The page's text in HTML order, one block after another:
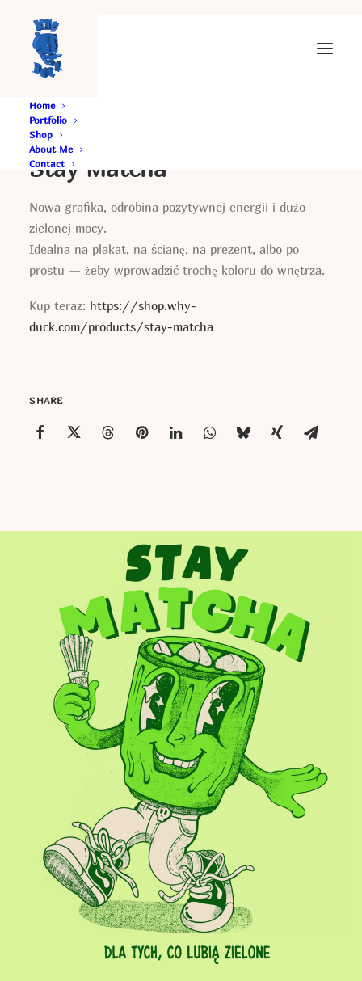
Home
Portfolio
Shop
About Me
Contact
Stay Matcha
Nowa grafika, odrobina pozytywnej energii i dużo
zielonej mocy.
Idealna na plakat, na ścianę, na prezent, albo po
prostu — żeby wprowadzić trochę koloru do wnętrza.
Kup teraz: https://shop.why-
duck.com/products/stay-matcha
SHARE